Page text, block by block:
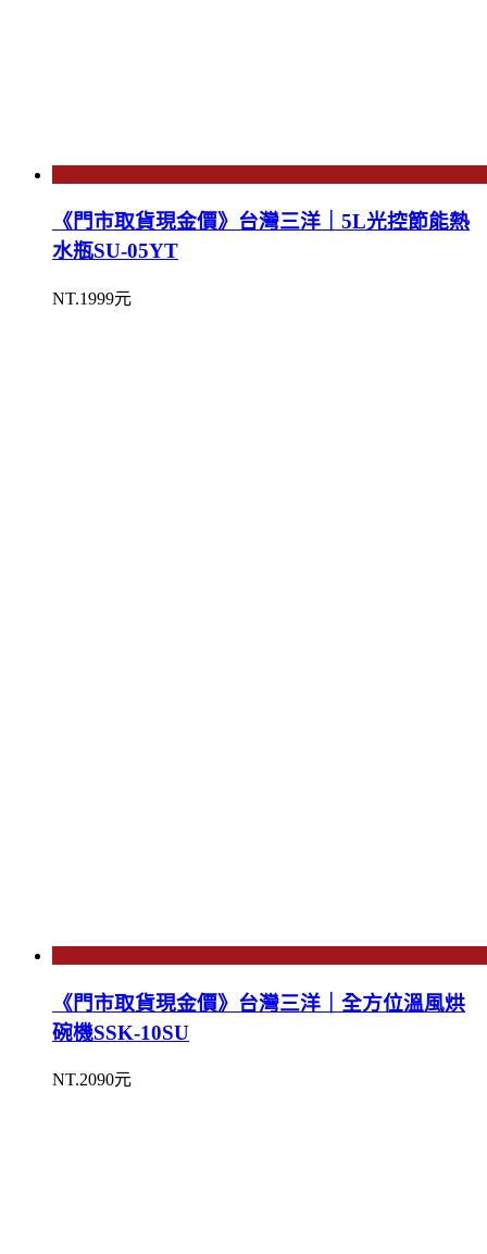
《門市取貨現金價》台灣三洋｜5L光控節能熱
水瓶SU-05YT
NT.1999元
《門市取貨現金價》台灣三洋｜全方位溫風烘
碗機SSK-10SU
NT.2090元